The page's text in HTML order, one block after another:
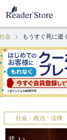
会 もうすぐ死に逝
社会・政治・法律